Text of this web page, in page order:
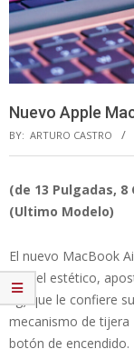
Nuevo Apple
BY: ARTURO CASTRO
(de 13 Pulgadas, 8
(Ultimo Modelo)
El nuevo MacBook
a nivel estético,
kg) que le confiere
mecanismo de tijera
botón de encendido.